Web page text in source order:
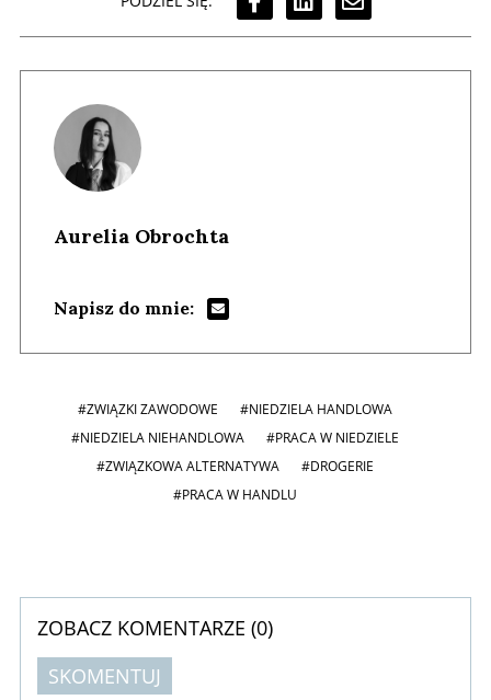
Aurelia Obrochta
Napisz do mnie:
#ZWIĄZKI ZAWODOWE
#NIEDZIELA HANDLOWA
#NIEDZIELA NIEHANDLOWA
#PRACA W NIEDZIELE
#ZWIĄZKOWA ALTERNATYWA
#DROGERIE
#PRACA W HANDLU
ZOBACZ KOMENTARZE (0)
SKOMENTUJ